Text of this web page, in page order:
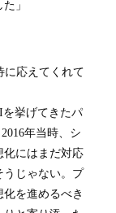
」
に応えてくれて
を挙げてきたパ
年当時、シ
化にはまだ対応
じゃない。プ
を進めるべき